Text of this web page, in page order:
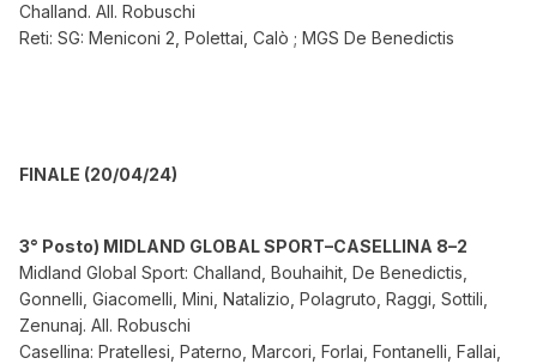
Challand. All. Robuschi
Reti: SG: Meniconi 2, Polettai, Calò ; MGS De Benedictis
FINALE (20/04/24)
3° Posto) MIDLAND GLOBAL SPORT–CASELLINA 8–2
Midland Global Sport: Challand, Bouhaihit, De Benedictis,
Gonnelli, Giacomelli, Mini, Natalizio, Polagruto, Raggi, Sottili,
Zenunaj. All. Robuschi
Casellina: Pratellesi, Paterno, Marcori, Forlai, Fontanelli, Fallai,